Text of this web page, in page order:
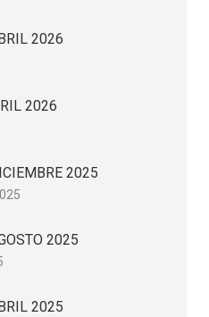
2026
2026
2025
2025
2025